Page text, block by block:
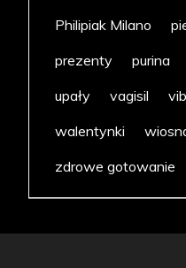
Philipiak Milano
prezenty
purina
upały
vagisil
walentynki
zdrowe gotowanie